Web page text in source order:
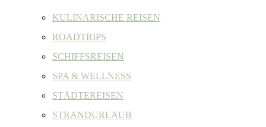
KULINARISCHE REISEN
ROADTRIPS
SCHIFFSREISEN
SPA & WELLNESS
STÄDTEREISEN
STRANDURLAUB